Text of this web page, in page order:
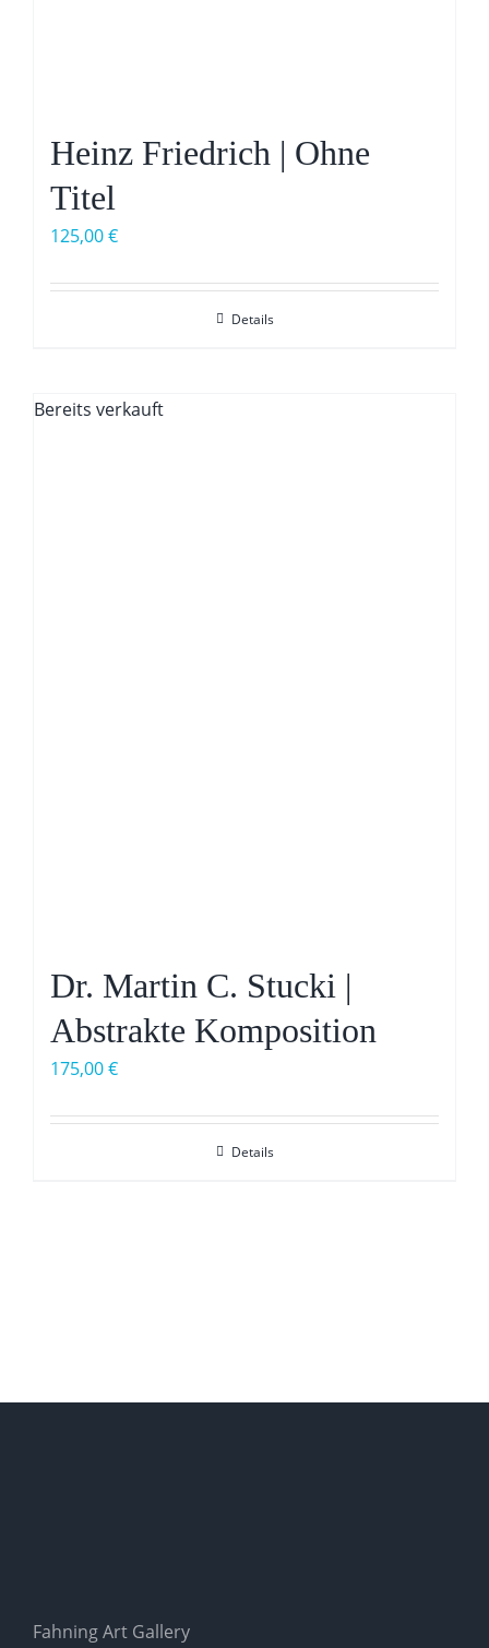
Heinz Friedrich | Ohne
Titel
125,00€
Details
Bereits verkauft
Dr. Martin C. Stucki |
Abstrakte Komposition
175,00€
Details
Fahning Art Gallery